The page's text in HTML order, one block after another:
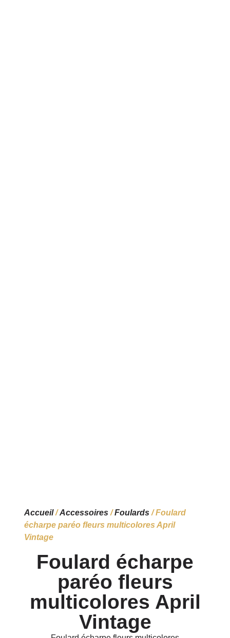
Accueil/Accessoires/Foulards/ Foulard
écharpe paréo fleurs multicolores April
Vintage
Foulard écharpe
paréo fleurs
multicolores April
Vintage